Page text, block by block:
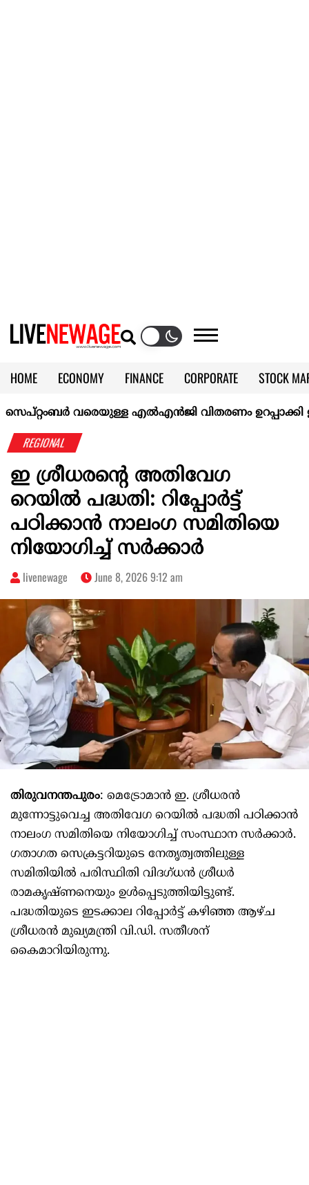
HOME ECONOMY FINANCE CORPORATE
STOCK
CALENDAR
KERALA @70
വരെയുള്ള എൽഎൻജി വിതരണം ഉറപ്പാക്കി ഇന്ത്യ
REGIONAL
ഇ ശ്രീധരന്റെ അതിവേഗ
റെയിൽ പദ്ധതി: റിപ്പോർട്ട്
പഠിക്കാൻ നാലംഗ സമിതിയെ
നിയോഗിച്ച് സർക്കാർ
livenewage June 8, 2026 9:12 am
തിരുവനന്തപുരം: മെട്രോമാൻ ഇ. ശ്രീധരൻ
മുന്നോട്ടുവെച്ച അതിവേഗ റെയിൽ പദ്ധതി പഠിക്കാൻ
നാലംഗ സമിതിയെ നിയോഗിച്ച് സംസ്ഥാന സർക്കാർ.
ഗതാഗത സെക്രട്ടറിയുടെ നേതൃത്വത്തിലുള്ള
സമിതിയിൽ പരിസ്ഥിതി വിദഗ്ധൻ ശ്രീധർ
രാമകൃഷ്ണനെയും ഉൾപ്പെടുത്തിയിട്ടുണ്ട്.
പദ്ധതിയുടെ ഇടക്കാല റിപ്പോർട്ട് കഴിഞ്ഞ ആഴ്ച
ശ്രീധരൻ മുഖ്യമന്ത്രി വി.ഡി. സതീശന്
കൈമാറിയിരുന്നു.